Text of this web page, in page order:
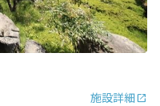
施設詳細